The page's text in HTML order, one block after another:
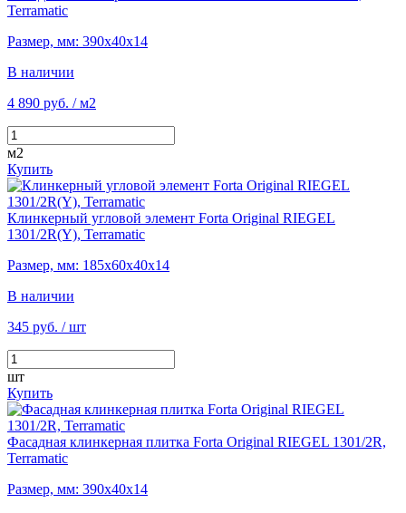
Terramatic
Размер, мм: 390х40х14
В наличии
4 890 руб. / м2
м2
Купить
Клинкерный угловой элемент Forta Original RIEGEL
1301/2R(Y), Terramatic
Размер, мм: 185х60х40х14
В наличии
345 руб. / шт
шт
Купить
Фасадная клинкерная плитка Forta Original RIEGEL 1301/2R,
Terramatic
Размер, мм: 390х40х14